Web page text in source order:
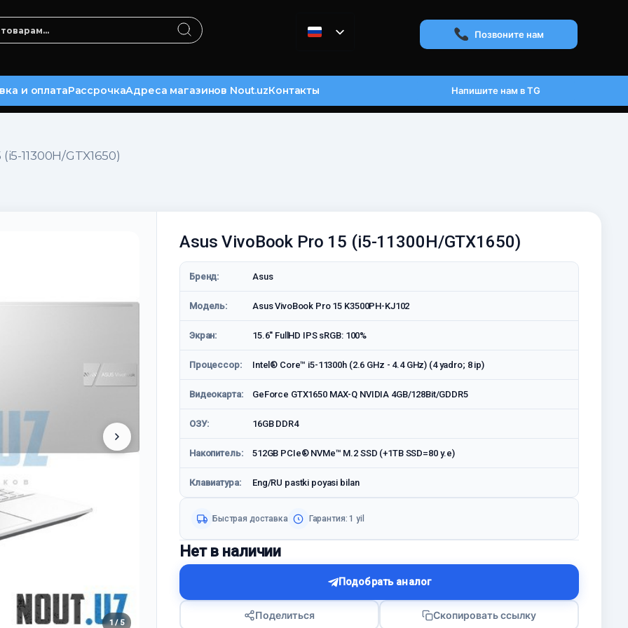
Позвоните нам
и оплатаРассрочкаАдреса магазинов Nout.uzКонтакты Напишите нам в TG
11300H/GTX1650)
1 / 5
Asus VivoBook Pro 15 (i5-11300H/GTX1650)
Бренд: Asus
Модель: Asus VivoBook Pro 15 K3500PH-KJ102
Экран: 15.6'' FullHD IPS sRGB: 100%
Процессор: Intel® Core™ i5-11300h (2.6 GHz - 4.4 GHz) (4 yadro; 8 ip)
Видеокарта: GeForce GTX1650 MAX-Q NVIDIA 4GB/128Bit/GDDR5
ОЗУ: 16GB DDR4
Накопитель: 512GB PCIe® NVMe™ M.2 SSD (+1TB SSD=80 у.е)
Клавиатура: Eng/RU pastki poyasi bilan
Быстрая доставка Гарантия: 1 yil
Нет в наличии
Подобрать аналог
Поделиться Скопировать ссылку